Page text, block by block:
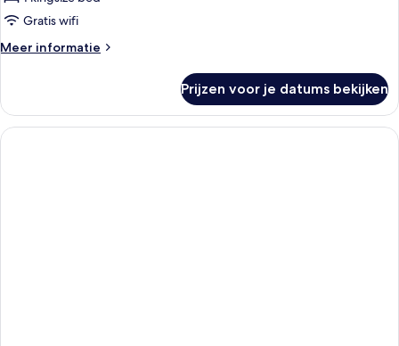
ladenGratis wifi
Meer informatie
Meer
tweepersoonskamer
Prijzen voor je datums bekijken